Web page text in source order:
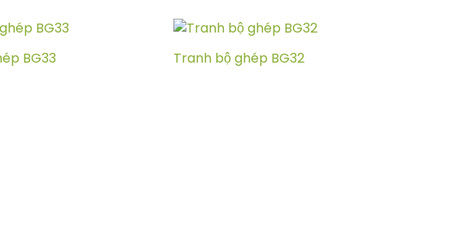
BG33 Tranh bộ ghép BG32